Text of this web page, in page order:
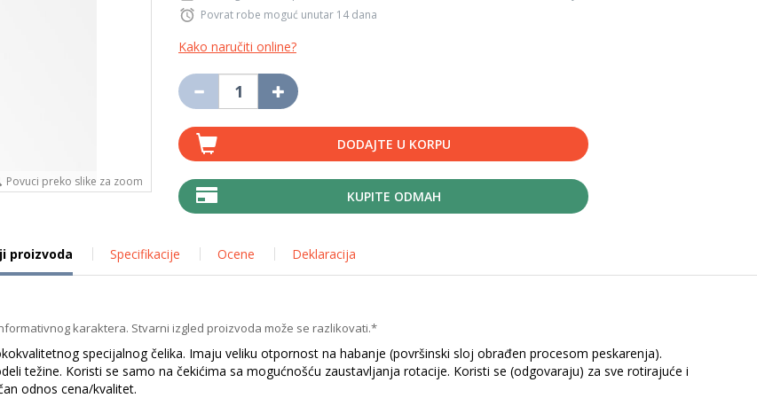
Povuci preko slike za zoom
Povrat robe moguć unutar 14 dana
Kako naručiti online?
DODAJTE U KORPU
KUPITE ODMAH
proizvoda Specifikacije Ocene Deklaracija
karaktera. Stvarni izgled proizvoda može se razlikovati.*
specijalnog čelika. Imaju veliku otpornost na habanje (površinski sloj obrađen procesom peskarenja).
težine. Koristi se samo na čekićima sa mogućnošću zaustavljanja rotacije. Koristi se (odgovaraju) za sve rotirajuće i
odnos cena/kvalitet.